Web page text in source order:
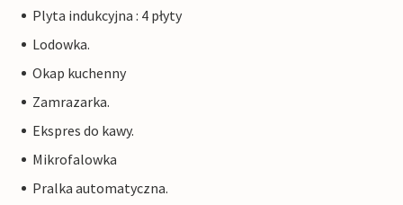
Plyta indukcyjna : 4 płyty
Lodowka.
Okap kuchenny
Zamrazarka.
Ekspres do kawy.
Mikrofalowka
Pralka automatyczna.